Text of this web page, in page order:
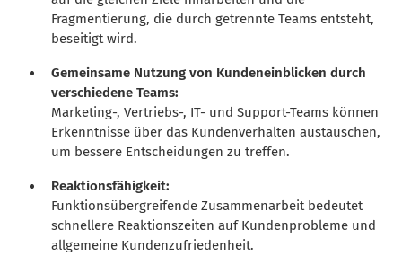
Fragmentierung, die durch getrennte Teams entsteht,
beseitigt wird.
Gemeinsame Nutzung von Kundeneinblicken durch
verschiedene Teams:
Marketing-, Vertriebs-, IT- und Support-Teams können
Erkenntnisse über das Kundenverhalten austauschen,
um bessere Entscheidungen zu treffen.
Reaktionsfähigkeit:
Funktionsübergreifende Zusammenarbeit bedeutet
schnellere Reaktionszeiten auf Kundenprobleme und
allgemeine Kundenzufriedenheit.